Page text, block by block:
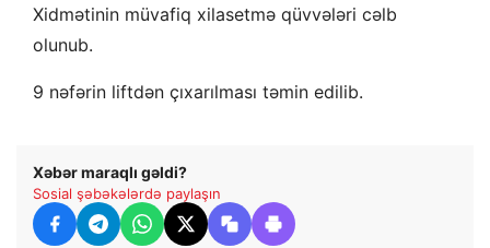
Xidmətinin müvafiq xilasetmə qüvvələri cəlb
olunub.
9 nəfərin liftdən çıxarılması təmin edilib.
Xəbər maraqlı gəldi?
Sosial şəbəkələrdə paylaşın